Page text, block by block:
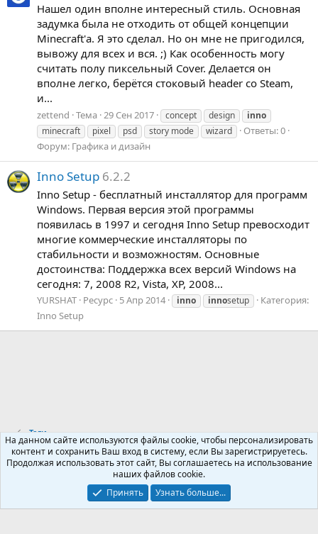
Нашел один вполне интересный стиль. Основная
задумка была не отходить от общей концепции
Minecraft'а. Я это сделал. Но он мне не пригодился,
вывожу для всех и вся. ;) Как особенность могу
считать полу пиксельный Cover. Делается он
вполне легко, берётся стоковый header со Steam,
и...
zettend Тема 29 Сен 2017 concept design
inno
minecraft
pixel psd story mode wizard
Ответы: 0
Форум: Графика и дизайн
Inno Setup 6.2.2
Inno Setup - бесплатный инсталлятор для программ
Windows. Первая версия этой программы
появилась в 1997 и сегодня Inno Setup превосходит
многие коммерческие инсталляторы по
стабильности и возможностям. Основные
достоинства: Поддержка всех версий Windows на
сегодня: 7, 2008 R2, Vista, XP, 2008...
YURSHAT Ресурс 5 Апр 2014 inno innosetup
Категория:
Inno Setup
Теги
Russian (RU)
Условия и правила
Политика конфиденциальности
Помощь
На данном сайте используются файлы cookie, чтобы персонализировать
контент и сохранить Ваш вход в систему, если Вы зарегистрируетесь.
Продолжая использовать этот сайт, Вы соглашаетесь на использование
наших файлов cookie.
Принять
Узнать больше...